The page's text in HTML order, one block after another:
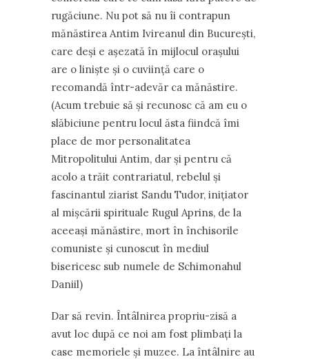
rugăciune. Nu pot să nu îi contrapun
mănăstirea Antim Ivireanul din Bucureşti,
care deşi e aşezată în mijlocul oraşului
are o linişte şi o cuviinţă care o
recomandă într-adevăr ca mănăstire.
(Acum trebuie să şi recunosc că am eu o
slăbiciune pentru locul ăsta fiindcă îmi
place de mor personalitatea
Mitropolitului Antim, dar şi pentru că
acolo a trăit contrariatul, rebelul şi
fascinantul ziarist Sandu Tudor, iniţiator
al mişcării spirituale Rugul Aprins, de la
aceeaşi mănăstire, mort în închisorile
comuniste şi cunoscut în mediul
bisericesc sub numele de Schimonahul
Daniil)
Dar să revin. Întâlnirea propriu-zisă a
avut loc după ce noi am fost plimbaţi la
case memoriele şi muzee. La întâlnire au